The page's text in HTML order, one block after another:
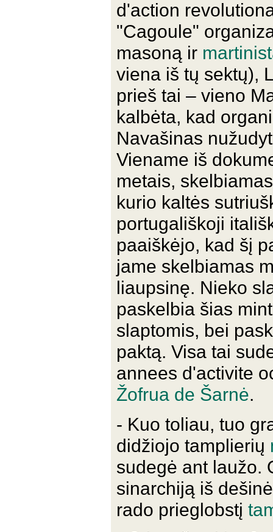
d'action
"Cagoule"
masoną ir
viena iš tų sektų),
prieš tai – vieno
kalbėta, kad
Navašinas
Viename iš
metais,
kurio kaltės
portugališkoji
paaiškėjo, kad šį
jame skelbiamas
liaupsinę. Nieko
paskelbia šias
slaptomis, bei
paktą. Visa tai
annees d'activite
Žofrua de Šarnė.
- Kuo toliau, tuo
didžiojo tamplierių
sudegė ant laužo.
sinarchiją iš
rado prieglobstį